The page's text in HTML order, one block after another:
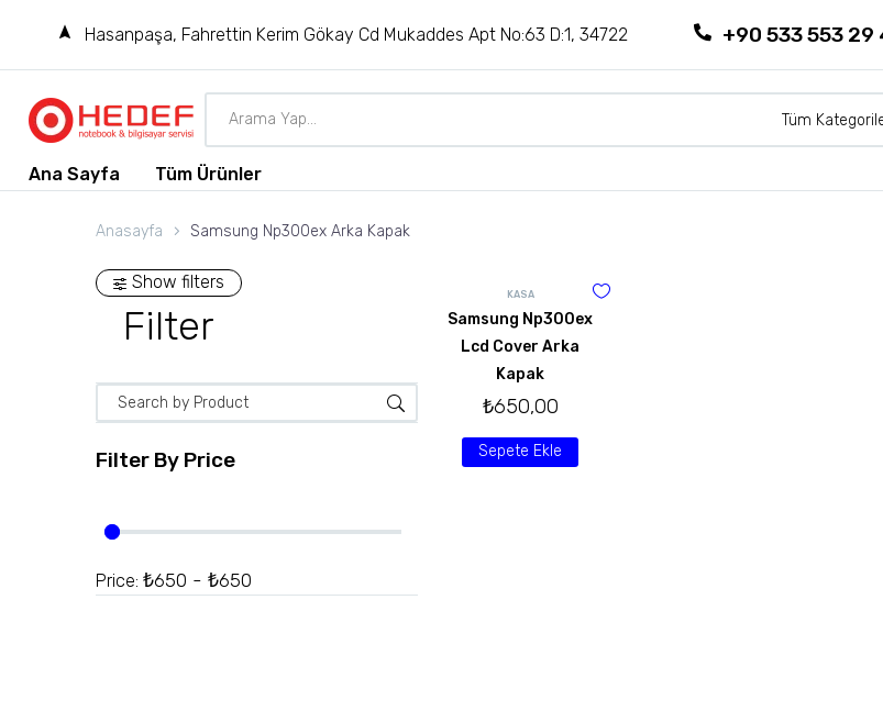
Hasanpaşa, Fahrettin Kerim Gökay Cd Mukaddes Apt No:63 D:1, 34722 +90 533 553 29
Tüm
Ana Sayfa Tüm Ürünler
Anasayfa Samsung Np300ex Arka Kapak
Show filters
Filter
Filter By Price
Price: ₺650 - ₺650
KASA
Samsung Np300ex
Lcd Cover Arka
Kapak
₺650,00
Sepete Ekle